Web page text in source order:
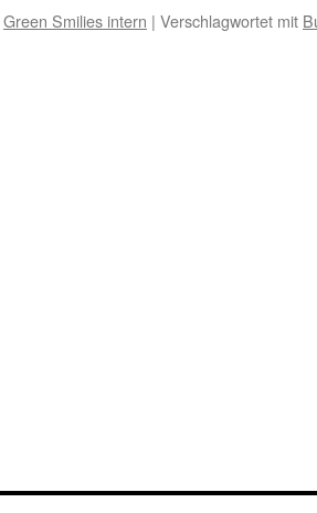
Green Smilies intern | Verschlagwortet mit